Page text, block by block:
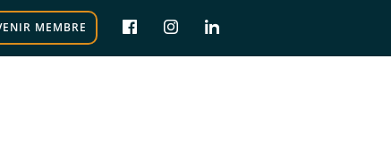
MEMBRE